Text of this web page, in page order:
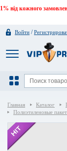
1% від кожного
Войти /
Главная Каталог
Полиэтиленовые